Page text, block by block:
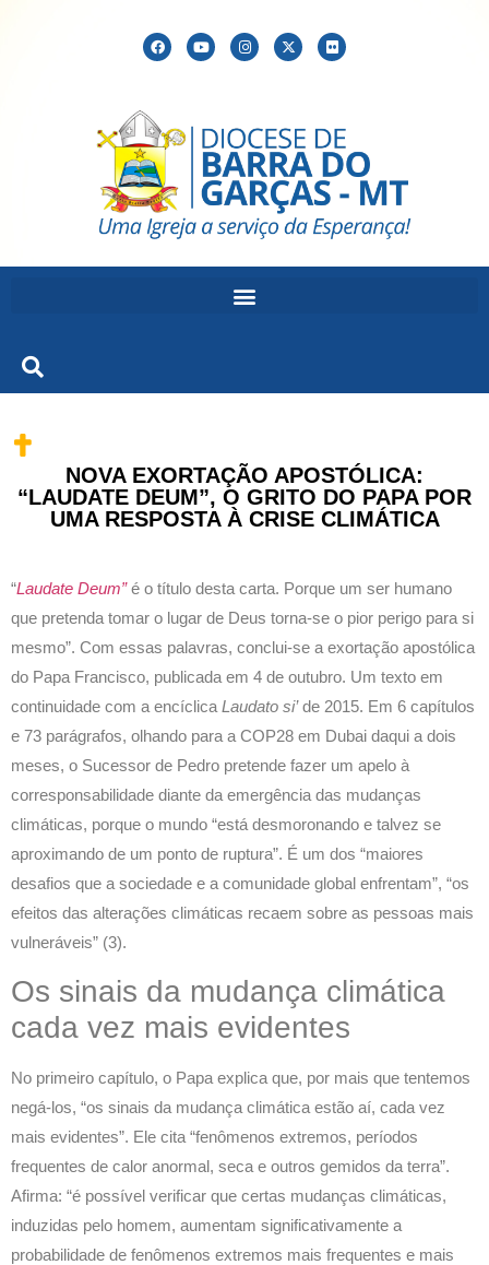
NOVA EXORTAÇÃO APOSTÓLICA:
“LAUDATE DEUM”, O GRITO DO PAPA POR
UMA RESPOSTA À CRISE CLIMÁTICA
“Laudate Deum” é o título desta carta. Porque um ser humano
que pretenda tomar o lugar de Deus torna-se o pior perigo para si
mesmo”. Com essas palavras, conclui-se a exortação apostólica
do Papa Francisco, publicada em 4 de outubro. Um texto em
continuidade com a encíclicaLaudato si’de 2015. Em 6 capítulos
e 73 parágrafos, olhando para a COP28 em Dubai daqui a dois
meses, o Sucessor de Pedro pretende fazer um apelo à
corresponsabilidade diante da emergência das mudanças
climáticas, porque o mundo “está desmoronando e talvez se
aproximando de um ponto de ruptura”. É um dos “maiores
desafios que a sociedade e a comunidade global enfrentam”, “os
efeitos das alterações climáticas recaem sobre as pessoas mais
vulneráveis” (3).
Os sinais da mudança climática
cada vez mais evidentes
No primeiro capítulo, o Papa explica que, por mais que tentemos
negá-los, “os sinais da mudança climática estão aí, cada vez
mais evidentes”. Ele cita “fenômenos extremos, períodos
frequentes de calor anormal, seca e outros gemidos da terra”.
Afirma: “é possível verificar que certas mudanças climáticas,
induzidas pelo homem, aumentam significativamente a
probabilidade de fenômenos extremos mais frequentes e mais